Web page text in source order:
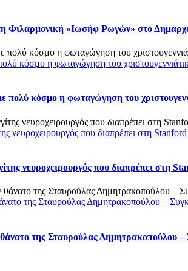
Φιλαρμονική «Ιωσήφ Ρωγών» στο
κόσμο η φωταγώγηση του
πολύ κόσμο η φωταγώγηση του
νευροχειρουργός που διαπρέπει στη
νευροχειρουργός που διαπρέπει στη
της Σταυρούλας Δημητρακοπούλου –
της Σταυρούλας Δημητρακοπούλου